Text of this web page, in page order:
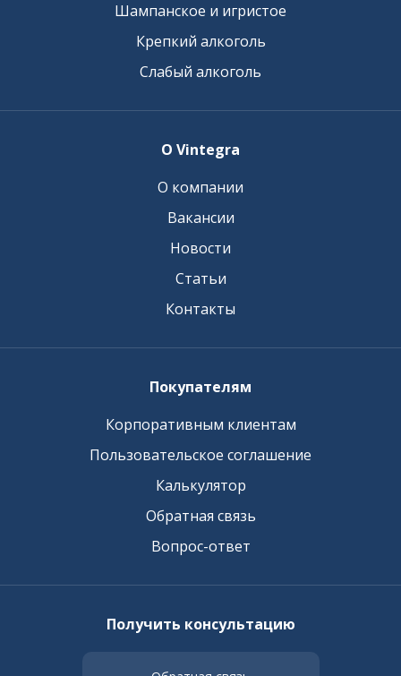
Шампанское и игристое
Крепкий алкоголь
Слабый алкоголь
О Vintegra
О компании
Вакансии
Новости
Статьи
Контакты
Покупателям
Корпоративным клиентам
Пользовательское соглашение
Калькулятор
Обратная связь
Вопрос-ответ
Получить консультацию